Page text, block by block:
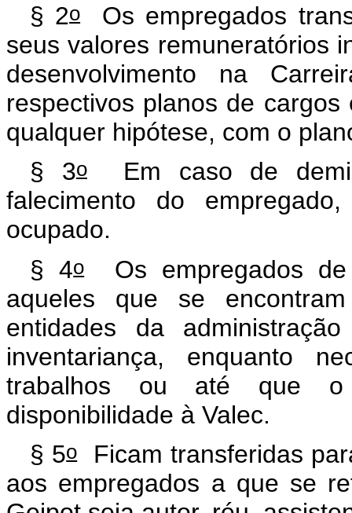
§ 2oOs empregados
seus valores remuneratórios
desenvolvimento na
respectivos planos de
qualquer hipótese, com o
§ 3oEm caso de
falecimento do
ocupado.
§ 4oOs empregados de
aqueles que se
entidades da
inventariança, enquanto
trabalhos ou até que o
disponibilidade à Valec.
§ 5oFicam transferidas
aos empregados a que se